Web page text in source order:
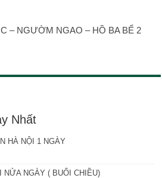
– NGƯỜM NGAO – HỒ BA BỂ 2
Nhất
HÀ NỘI 1 NGÀY
NỬA NGÀY ( BUỔI CHIỀU)